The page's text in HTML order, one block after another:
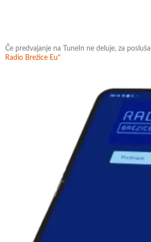
Če predvajanje na TuneIn ne deluje, za
Radio Brežice Eu"